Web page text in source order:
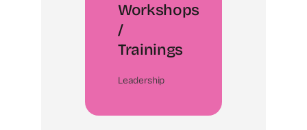
Workshops
/
Trainings
Leadership